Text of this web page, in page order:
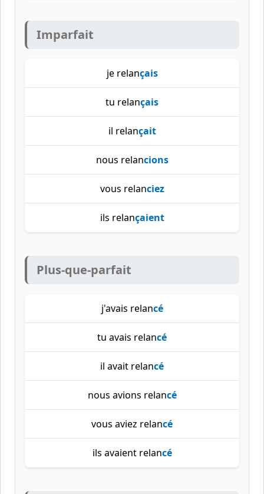
Imparfait
je relançais
tu relançais
il relançait
nous relancions
vous relanciez
ils relançaient
Plus-que-parfait
j'avais relancé
tu avais relancé
il avait relancé
nous avions relancé
vous aviez relancé
ils avaient relancé